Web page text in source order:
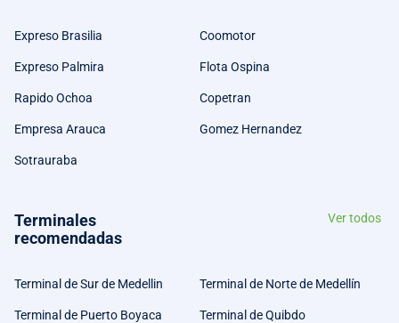
Expreso Brasilia Coomotor
Expreso Palmira Flota Ospina
Rapido Ochoa Copetran
Empresa Arauca Gomez Hernandez
Sotrauraba
Terminales
recomendadas
Ver todos
Terminal de Sur de Medellin Terminal de Norte de Medellín
Terminal de Puerto Boyaca Terminal de Quibdo